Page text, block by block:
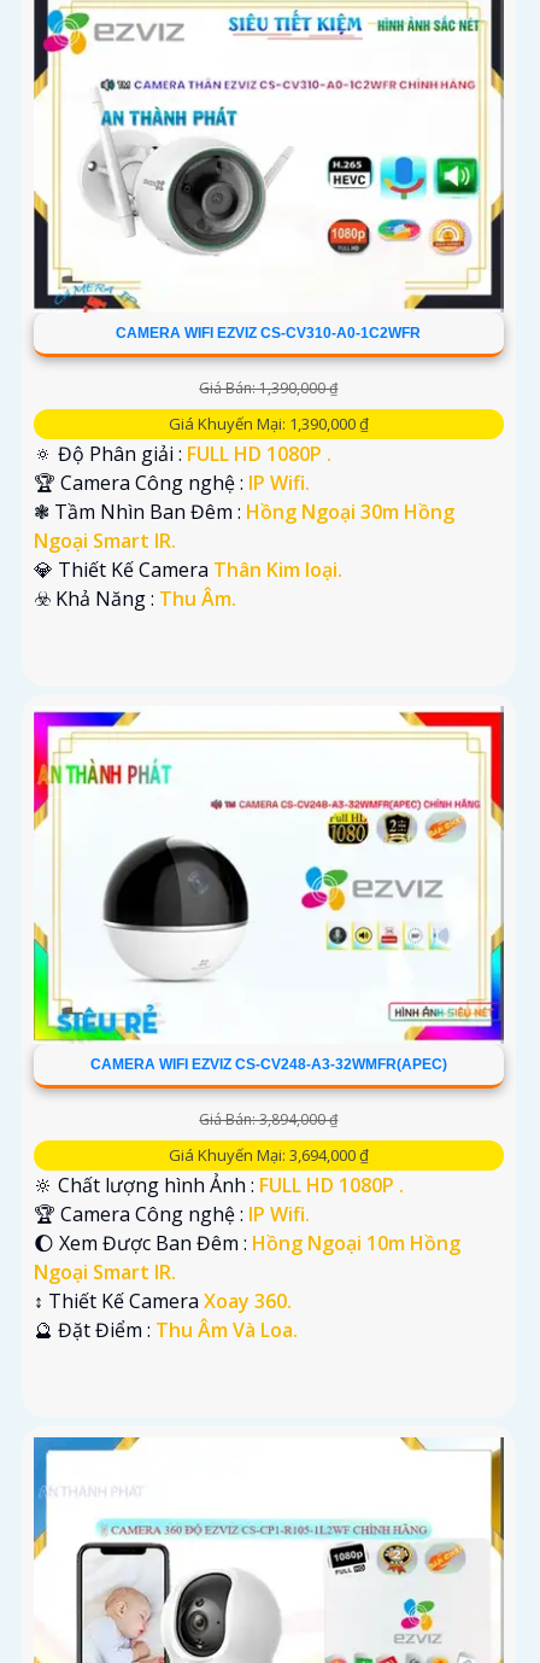
CAMERA WIFI EZVIZ CS-CV310-A0-1C2WFR
Giá Bán: 1,390,000 ₫
Giá Khuyến Mại: 1,390,000 ₫
🔅 Độ Phân giải : FULL HD 1080P .
🏆 Camera Công nghệ : IP Wifi.
❃ Tầm Nhìn Ban Đêm : Hồng Ngoại 30m Hồng
Ngoại Smart IR.
💎 Thiết Kế Camera Thân Kim loại.
️☣️ Khả Năng : Thu Âm.
CAMERA WIFI EZVIZ CS-CV248-A3-32WMFR(APEC)
Giá Bán: 3,894,000 ₫
Giá Khuyến Mại: 3,694,000 ₫
🔆 Chất lượng hình Ảnh : FULL HD 1080P .
🏆 Camera Công nghệ : IP Wifi.
🌔 Xem Được Ban Đêm : Hồng Ngoại 10m Hồng
Ngoại Smart IR.
↕️ Thiết Kế Camera Xoay 360.
️🔮 Đặt Điểm : Thu Âm Và Loa.